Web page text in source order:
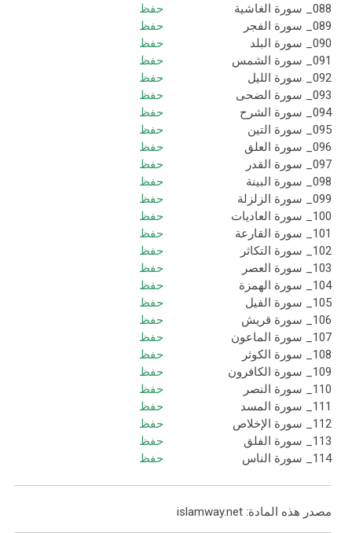
088_ سورة الغاشية
حفظ
089_ سورة الفجر
حفظ
090_ سورة البلد
حفظ
091_ سورة الشمس
حفظ
092_ سورة الليل
حفظ
093_ سورة الضحى
حفظ
094_ سورة الشرح
حفظ
095_ سورة التين
حفظ
096_ سورة العلق
حفظ
097_ سورة القدر
حفظ
098_ سورة البينة
حفظ
099_ سورة الزلزلة
حفظ
100_ سورة العاديات
حفظ
101_ سورة القارعة
حفظ
102_ سورة التكاثر
حفظ
103_ سورة العصر
حفظ
104_ سورة الهمزة
حفظ
105_ سورة الفيل
حفظ
106_ سورة قريش
حفظ
107_ سورة الماعون
حفظ
108_ سورة الكوثر
حفظ
109_ سورة الكافرون
حفظ
110_ سورة النصر
حفظ
111_ سورة المسد
حفظ
112_ سورة الإخلاص
حفظ
113_ سورة الفلق
حفظ
114_ سورة الناس
حفظ
مصدر هذه المادة: islamway.net